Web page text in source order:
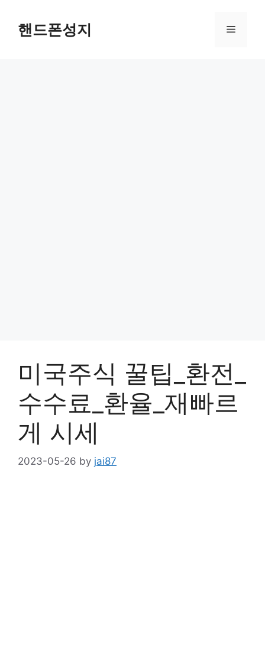
content핸드폰성지 Menu
미국주식 꿀팁_환전_
수수료_환율_재빠르
게 시세
2023-05-26 by jai87